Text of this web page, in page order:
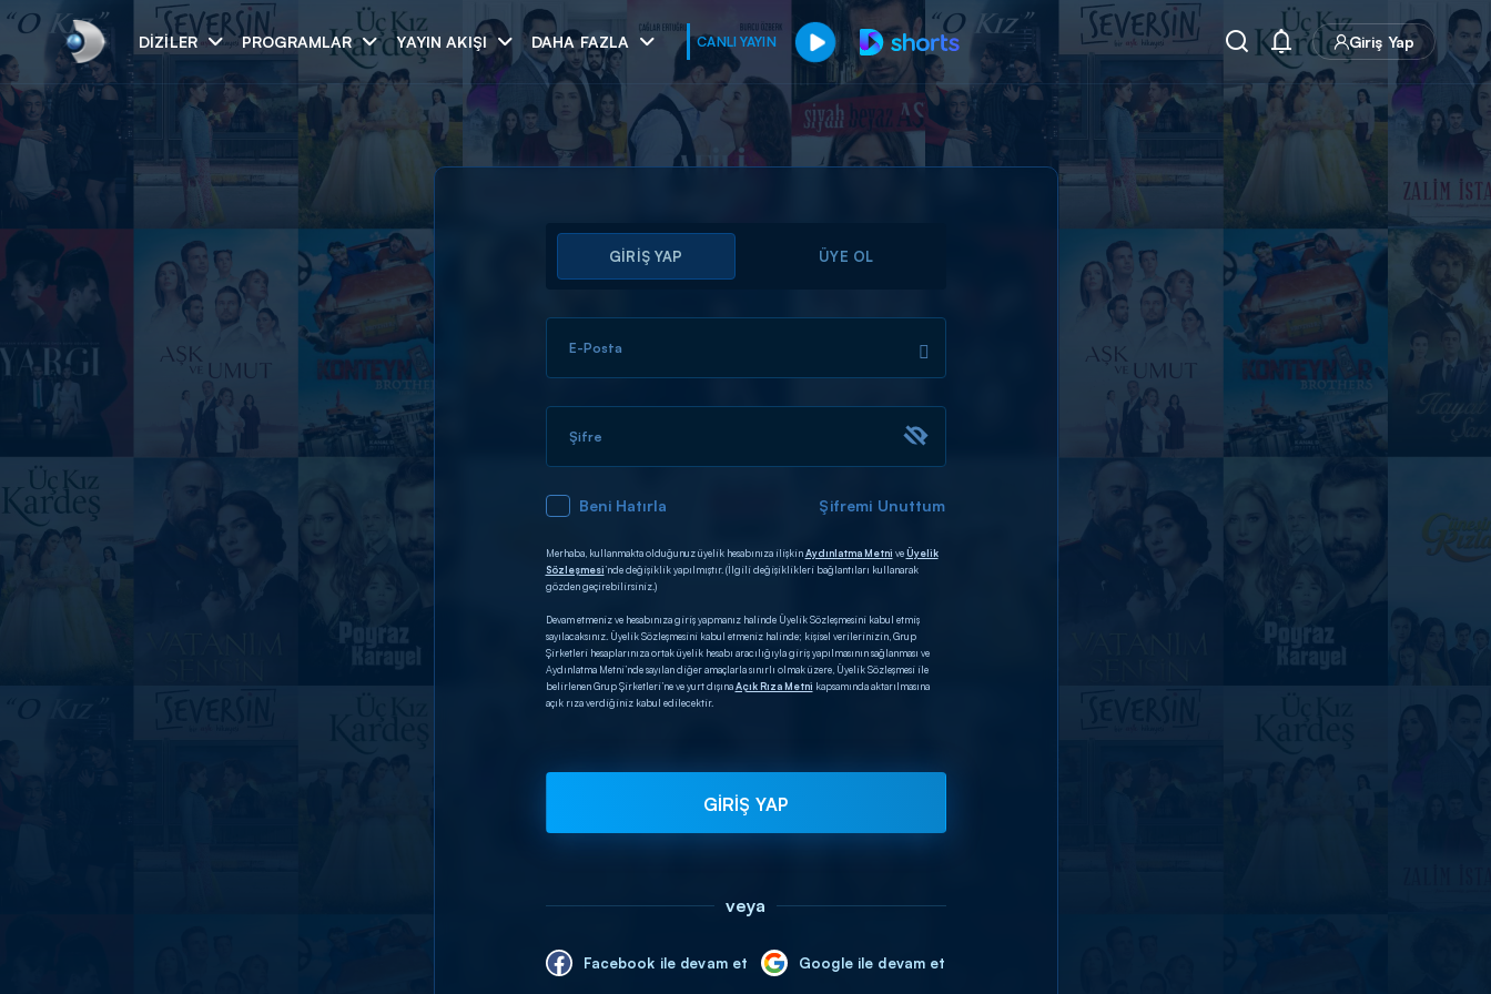
DIZILER PROGRAMLAR YAYIN AKIŞI DAHA FAZLA CANLI YAYIN Giriş Yap
Arama
ARAMA SONUÇLARI
GİRİŞ YAP ÜYE OL
E-Posta
Şifre
Beni Hatırla Şifremi Unuttum
Merhaba, kullanmakta olduğunuz üyelik hesabınıza ilişkinAydınlatma Metni veÜyelik
Sözleşmesi’nde değişiklik yapılmıştır. (İlgili değişiklikleri bağlantıları kullanarak
gözden geçirebilirsiniz.)
Devam etmeniz ve hesabınıza giriş yapmanız halinde Üyelik Sözleşmesini kabul etmiş
sayılacaksınız. Üyelik Sözleşmesini kabul etmeniz halinde; kişisel verilerinizin, Grup
Şirketleri hesaplarınıza ortak üyelik hesabı aracılığıyla giriş yapılmasının sağlanması ve
Aydınlatma Metni’nde sayılan diğer amaçlarla sınırlı olmak üzere, Üyelik Sözleşmesi ile
belirlenen Grup Şirketleri’ne ve yurt dışınaAçık Rıza Metni kapsamında aktarılmasına
açık rıza verdiğiniz kabul edilecektir.
GİRİŞ YAP
veya
Facebook ile devam et Google ile devam et